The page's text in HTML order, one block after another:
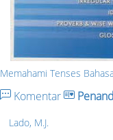
Memahami Tenses
Komentar
Lado, M.J.